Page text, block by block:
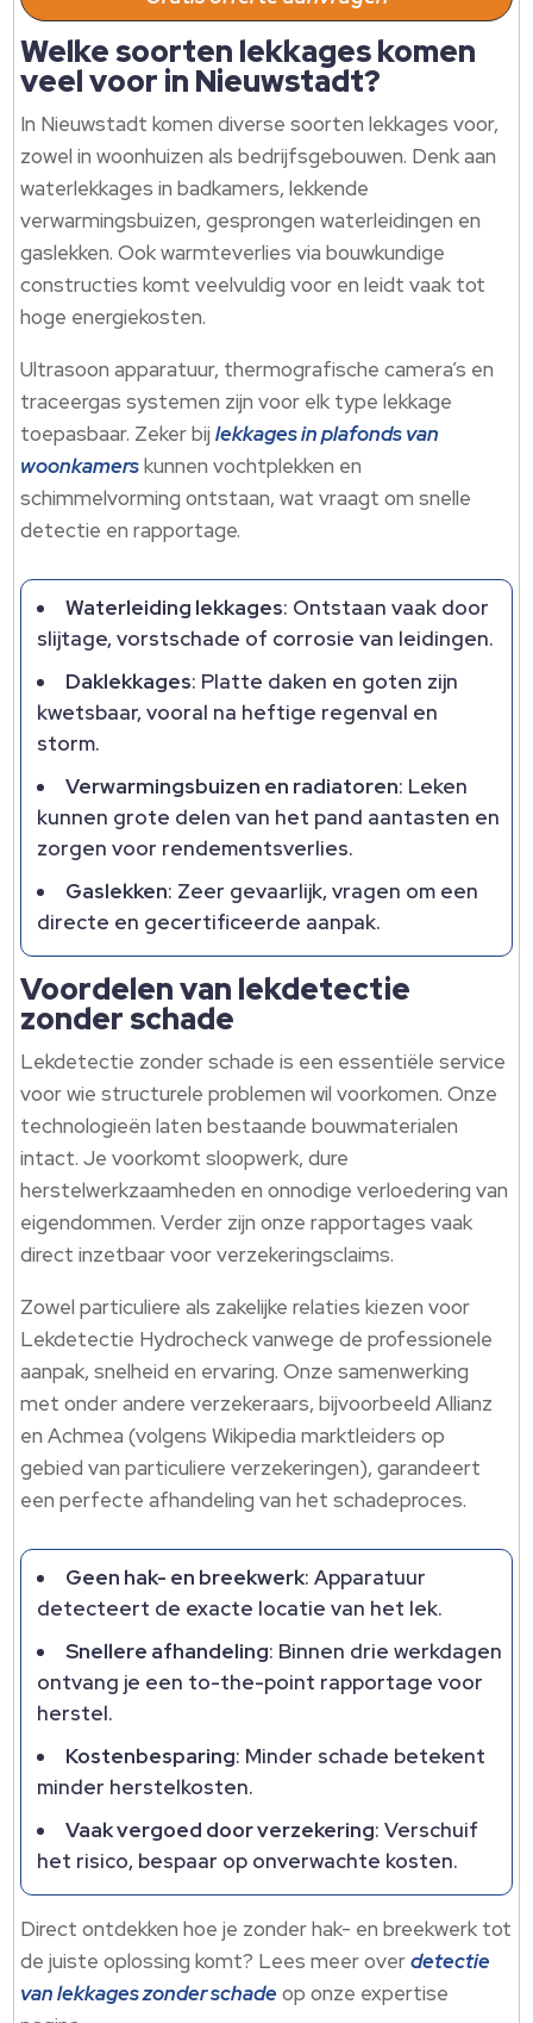
Welke soorten lekkages komen
veel voor in Nieuwstadt?
In Nieuwstadt komen diverse soorten lekkages voor,
zowel in woonhuizen als bedrijfsgebouwen. Denk aan
waterlekkages in badkamers, lekkende
verwarmingsbuizen, gesprongen waterleidingen en
gaslekken. Ook warmteverlies via bouwkundige
constructies komt veelvuldig voor en leidt vaak tot
hoge energiekosten.
Ultrasoon apparatuur, thermografische camera’s en
traceergas systemen zijn voor elk type lekkage
toepasbaar. Zeker bijlekkages in plafonds van
woonkamerskunnen vochtplekken en
schimmelvorming ontstaan, wat vraagt om snelle
detectie en rapportage.
Waterleiding lekkages: Ontstaan vaak door
slijtage, vorstschade of corrosie van leidingen.
Daklekkages: Platte daken en goten zijn
kwetsbaar, vooral na heftige regenval en
storm.
Verwarmingsbuizen en radiatoren: Leken
kunnen grote delen van het pand aantasten en
zorgen voor rendementsverlies.
Gaslekken: Zeer gevaarlijk, vragen om een
directe en gecertificeerde aanpak.
Voordelen van lekdetectie
zonder schade
Lekdetectie zonder schade is een essentiële service
voor wie structurele problemen wil voorkomen. Onze
technologieën laten bestaande bouwmaterialen
intact. Je voorkomt sloopwerk, dure
herstelwerkzaamheden en onnodige verloedering van
eigendommen. Verder zijn onze rapportages vaak
direct inzetbaar voor verzekeringsclaims.
Zowel particuliere als zakelijke relaties kiezen voor
Lekdetectie Hydrocheck vanwege de professionele
aanpak, snelheid en ervaring. Onze samenwerking
met onder andere verzekeraars, bijvoorbeeld Allianz
en Achmea (volgens Wikipedia marktleiders op
gebied van particuliere verzekeringen), garandeert
een perfecte afhandeling van het schadeproces.
Geen hak- en breekwerk: Apparatuur
detecteert de exacte locatie van het lek.
Snellere afhandeling: Binnen drie werkdagen
ontvang je een to-the-point rapportage voor
herstel.
Kostenbesparing: Minder schade betekent
minder herstelkosten.
Vaak vergoed door verzekering: Verschuif
het risico, bespaar op onverwachte kosten.
Direct ontdekken hoe je zonder hak- en breekwerk tot
de juiste oplossing komt? Lees meer overdetectie
van lekkages zonder schade op onze expertise